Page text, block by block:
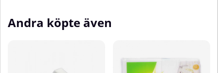
Andra köpte även